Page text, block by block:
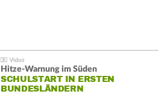
Hitze-Warnung im Süden
SCHULSTART IN ERSTEN
BUNDESLÄNDERN